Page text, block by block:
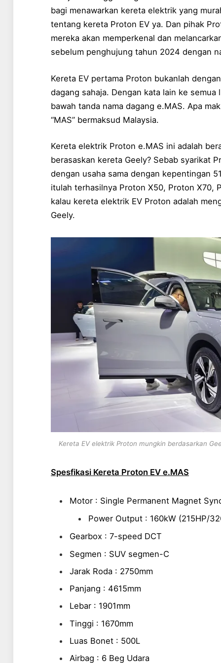
bagi menawarkan kereta elektrik yang
tentang kereta Proton EV ya. Dan pihak
mereka akan memperkenal dan
sebelum penghujung tahun 2024 dengan
Kereta EV pertama Proton bukanlah
dagang sahaja. Dengan kata lain ke
bawah tanda nama dagang e.MAS. Apa
“MAS” bermaksud Malaysia.
Kereta elektrik Proton e.MAS ini adalah
berasaskan kereta Geely? Sebab syarikat
dengan usaha sama dengan kepentingan
itulah terhasilnya Proton X50, Proton X70,
kalau kereta elektrik EV Proton adalah
Geely.
Kereta EV elektrik Proton mungkin berdasarkan
Spesfikasi Kereta Proton EV e.MAS
Motor : Single Permanent Magnet
Power Output : 160kW (215HP/
Gearbox : 7-speed DCT
Segmen : SUV segmen-C
Jarak Roda : 2750mm
Panjang : 4615mm
Lebar : 1901mm
Tinggi : 1670mm
Luas Bonet : 500L
Airbag : 6 Beg Udara